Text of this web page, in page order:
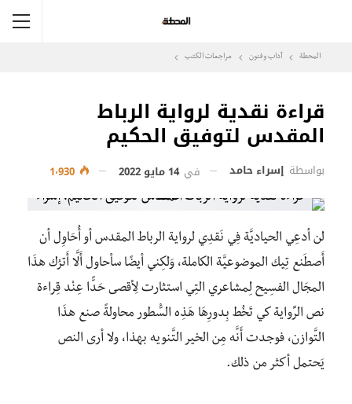
المحطة آداب وفنون مراجعات الكتب
قراءة نقدية لرواية الرباط
المقدس لتوفيق الحكيم
بواسطة إسراء حامد في 14 مايو 2022
لن أدعِي الحياديَّة فِي نَقدِي لرواية الرباط المقدس أو أُحَاوِل أن
أَصطَنع تِيك الموضوعيَّة الكاملة، وَلكِني أيضًا سأحاول أَلَّا أَترُك هذَا
المجَال الفسِيح لِمشاعري التِي استثارت لِأقصى حَدًّا عِنْد قِراءة
نص الرِّواية كي تَخُط بِدورِهَا هَذِه السُّطور محاولةً صنع هذَا
التَّوازن، فوجدت أَنَّه مِن الخير التَّنويه بهذا، ولا أرى النص
يَحتمل أكثر من ذلك.